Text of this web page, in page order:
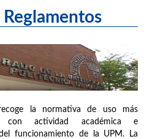
la normativa de uso más
con actividad académica e
funcionamiento de la UPM. La